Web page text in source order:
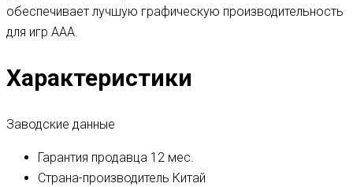
обеспечивает лучшую графическую производительность
для игр AAA.
Характеристики
Заводские данные
Гарантия продавца 12 мес.
Страна-производитель Китай